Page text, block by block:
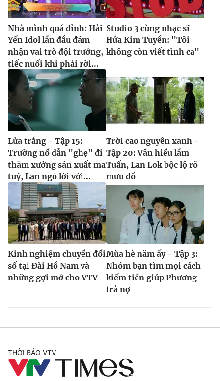
Nhà mình quá đỉnh: Hải
Yến Idol lần đầu đảm
nhận vai trò đội trưởng,
tiếc nuối khi phải rời...
Studio 3 cùng nhạc sĩ
Hứa Kim Tuyền: "Tôi
không còn viết tình ca"
Lửa trắng - Tập 15:
Trường nổ dẫn "ghẹ" đi
thăm xưởng sản xuất ma
tuý, Lan ngỏ lời với...
Trời cao nguyên xanh -
Tập 20: Vân hiểu lầm
Tuấn, Lan Lok bộc lộ rõ
mưu đồ
Kinh nghiệm chuyển đổi
số tại Đài Hồ Nam và
những gợi mở cho VTV
Mùa hè năm ấy - Tập 3:
Nhóm bạn tìm mọi cách
kiếm tiền giúp Phương
trả nợ
THỜI BÁO VTV